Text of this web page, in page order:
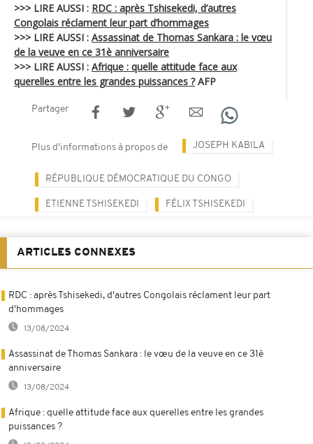
>>> LIRE AUSSI : RDC : après Tshisekedi, d’autres
Congolais réclament leur part d’hommages
>>> LIRE AUSSI : Assassinat de Thomas Sankara : le vœu
de la veuve en ce 31è anniversaire
>>> LIRE AUSSI : Afrique : quelle attitude face aux
querelles entre les grandes puissances ? AFP
Partager
Plus d'informations à propos de JOSEPH KABILA
RÉPUBLIQUE DÉMOCRATIQUE DU CONGO
ETIENNE TSHISEKEDI FÉLIX TSHISEKEDI
ARTICLES CONNEXES
RDC : après Tshisekedi, d'autres Congolais réclament leur part
d'hommages
13/08/2024
Assassinat de Thomas Sankara : le vœu de la veuve en ce 31è
anniversaire
13/08/2024
Afrique : quelle attitude face aux querelles entre les grandes
puissances ?